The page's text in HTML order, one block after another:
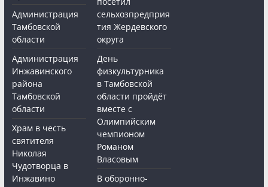
Администрация
Тамбовской
области
Администрация
Инжавинского
района
Тамбовской
области
Храм в честь
святителя
Николая
Чудотворца в
Инжавино
сельхозпредприя
тия Жердевского
округа
День
физкультурника
в Тамбовской
области пройдёт
вместе с
Олимпийским
чемпионом
Романом
Власовым
В оборонно-